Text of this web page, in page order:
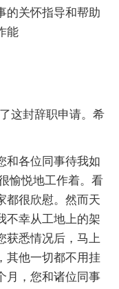
的关怀指导和帮助
能
这封辞职申请。希
和各位同事待我如
愉悦地工作着。看
都很欣慰。然而天
不幸从工地上的架
获悉情况后，马上
其他一切都不用挂
月，您和诸位同事